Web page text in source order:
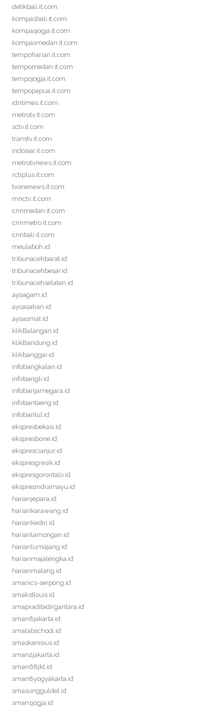
detikbali.it.com
kompasbali.it.com
kompasjogja.it.com
kompasmedan.it.com
tempoharian.it.com
tempomedan.it.com
tempojogja.it.com
tempopapua.it.com
idntimes.it.com
metrotv.it.com
sctv.it.com
transtv.it.com
indosiar.it.com
metrotvnews.it.com
rctiplus.it.com
tvonenews.it.com
mnctv.it.com
cnnmedan.it.com
cnnmetro.it.com
cnnbali.it.com
meulaboh.id
tribunacehbarat.id
tribunacehbesar.id
tribunacehselatan.id
ayoagam.id
ayoasahan.id
ayoasmat.id
klikBalangan.id
klikBandung.id
klikbanggai.id
infobangkalan.id
infobangli.id
infobanjarnegara.id
infobantaeng.id
infobantul.id
ekspresbekasi.id
ekspresbone.id
eksprescianjur.id
ekspresgresik.id
ekspresgorontalo.id
ekspresindramayu.id
harianjepara.id
hariankarawang.id
hariankediri.id
harianlamongan.id
harianlumajang.id
harianmajalengka.id
harianmalang.id
smanics-serpong.id
smakstlouis.id
smapraditadirgantara.id
sman8jakarta.id
smalabschool.id
smaskanisius.id
sman2jakarta.id
sman68jkt.id
sman8yogyakarta.id
smasungguldel.id
sman1jogja.id